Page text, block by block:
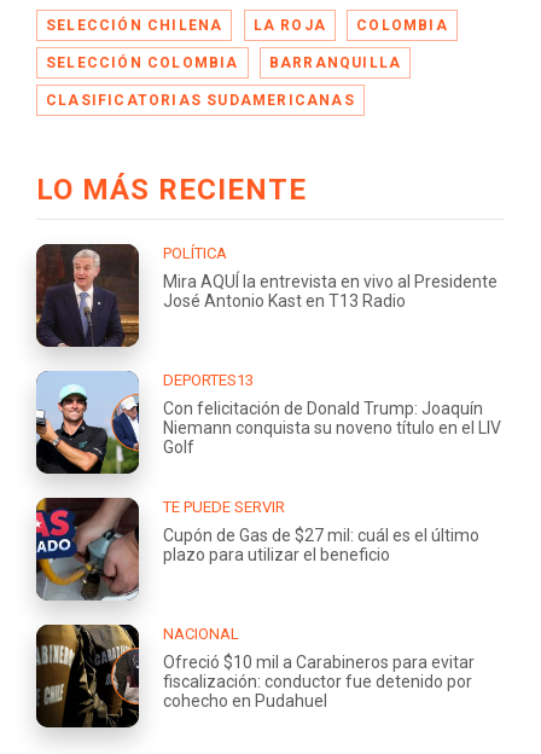
SELECCIÓN CHILENA LA ROJA COLOMBIA
SELECCIÓN COLOMBIA BARRANQUILLA
CLASIFICATORIAS SUDAMERICANAS
LO MÁS RECIENTE
POLÍTICA
Mira AQUÍ la entrevista en vivo al Presidente
José Antonio Kast en T13 Radio
DEPORTES13
Con felicitación de Donald Trump: Joaquín
Niemann conquista su noveno título en el LIV
Golf
TE PUEDE SERVIR
Cupón de Gas de $27 mil: cuál es el último
plazo para utilizar el beneficio
NACIONAL
Ofreció $10 mil a Carabineros para evitar
fiscalización: conductor fue detenido por
cohecho en Pudahuel